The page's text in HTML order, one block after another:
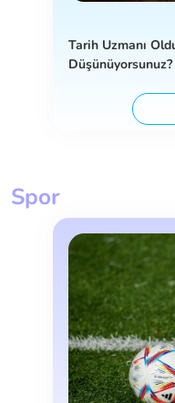
Tarih Uzmanı
Spor